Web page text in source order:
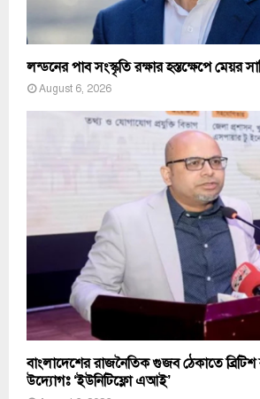
লন্ডনের পাব সংস্কৃতি রক্ষার হস্তক্ষেপে মেয়র
August 6, 2026
বাংলাদেশের রাজনৈতিক গুজব ঠেকাতে
উদ্যোগঃ ‘ইউনিটিফ্লো এআই’